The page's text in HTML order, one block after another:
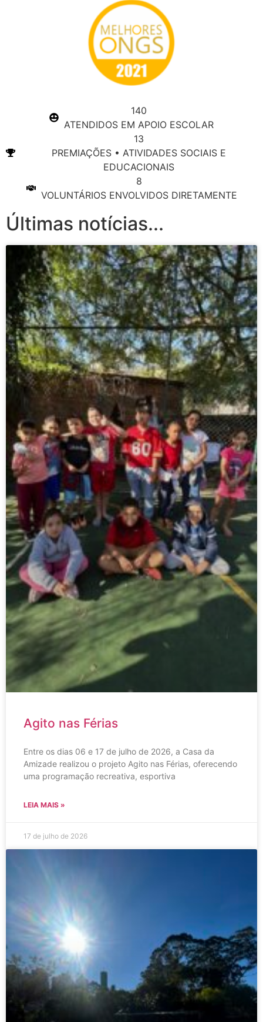
140
ATENDIDOS EM APOIO ESCOLAR
13
PREMIAÇÕES • ATIVIDADES SOCIAIS E
EDUCACIONAIS
8
VOLUNTÁRIOS ENVOLVIDOS DIRETAMENTE
Últimas notícias...
Agito nas Férias
Entre os dias 06 e 17 de julho de 2026, a Casa da
Amizade realizou o projeto Agito nas Férias, oferecendo
uma programação recreativa, esportiva
LEIA MAIS »
17 de julho de 2026